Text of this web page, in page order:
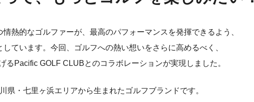
熱的なゴルファーが、最高のパフォーマンスを発揮できるよう、
ています。今回、ゴルフへの熱い想いをさらに高めるべく、
るPacific GOLF CLUBとのコラボレーションが実現しました。
県・七里ヶ浜エリアから生まれたゴルフブランドです。